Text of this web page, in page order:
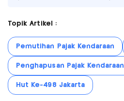
Topik Artikel :
Pemutihan Pajak Kendaraan
Penghapusan Pajak Kendaraan
Hut Ke-498 Jakarta